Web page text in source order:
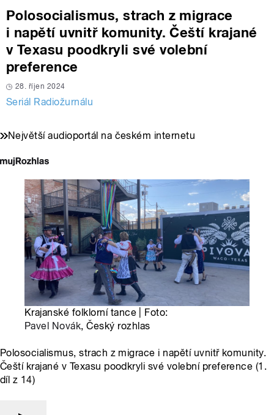
Polosocialismus, strach z migrace
i napětí uvnitř komunity. Čeští krajané
v Texasu poodkryli své volební
preference
28. říjen 2024
Seriál Radiožurnálu
Největší audioportál na českém internetu
Krajanské folklorní tance | Foto:
Pavel Novák, Český rozhlas
Polosocialismus, strach z migrace i napětí uvnitř komunity.
Čeští krajané v Texasu poodkryli své volební preference (1.
díl z 14)